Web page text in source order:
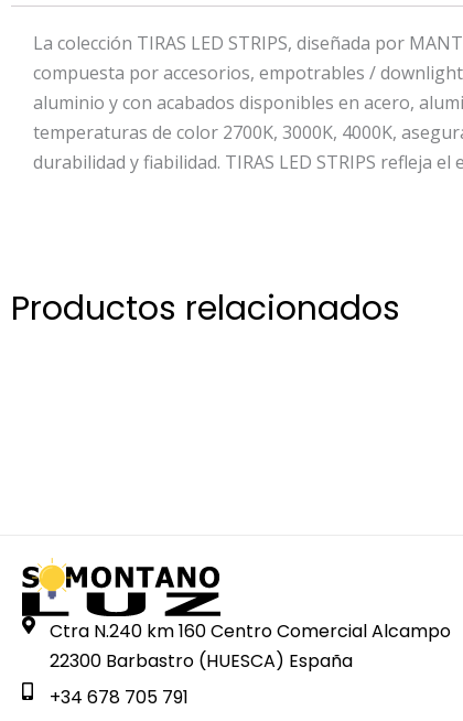
La colección TIRAS LED STRIPS, diseñada por
compuesta por accesorios, empotrables /
aluminio y con acabados disponibles en acero,
temperaturas de color 2700K, 3000K, 4000K,
durabilidad y fiabilidad. TIRAS LED STRIPS refleja
Productos relacionados
Ctra N.240 km 160 Centro Comercial Alcampo
22300 Barbastro (HUESCA) España
+34 678 705 791